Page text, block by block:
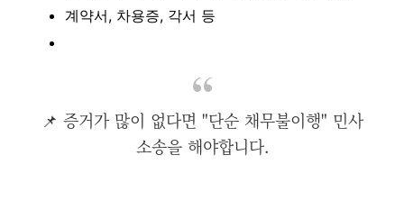
계약서, 차용증, 각서 등
📌 증거가 많이 없다면 "단순 채무불이행" 민사
소송을 해야합니다.